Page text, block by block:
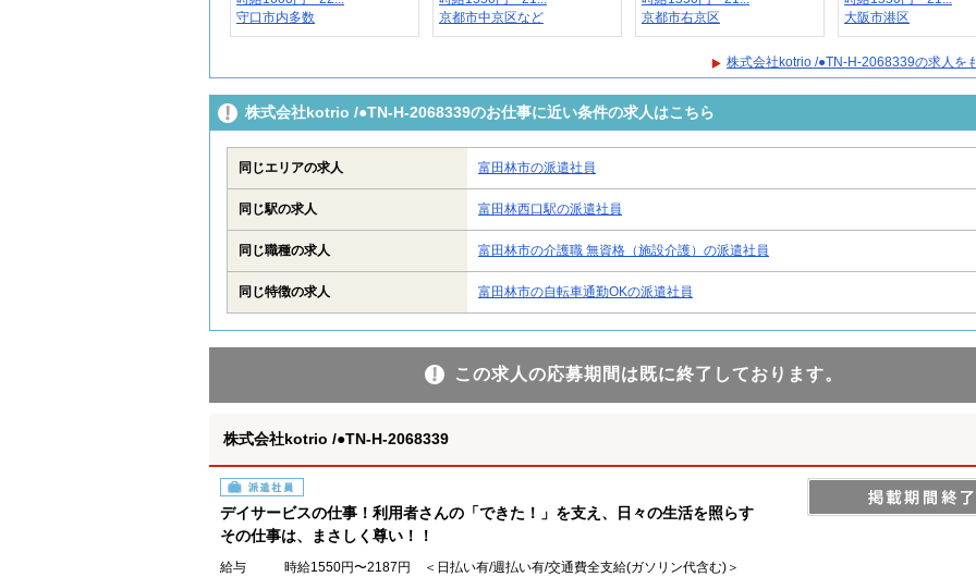
守口市内多数
京都市中京区など
京都市右京区
大阪市港区
株式会社kotrio /●TN-H-2068339の求人を
株式会社kotrio /●TN-H-2068339のお仕事に近い条件の求人はこちら
同じエリアの求人 富田林市の派遣社員
同じ駅の求人 富田林西口駅の派遣社員
同じ職種の求人 富田林市の介護職 無資格（施設介護）の派遣社員
同じ特徴の求人 富田林市の自転車通勤OKの派遣社員
この求人の応募期間は既に終了しております。
株式会社kotrio /●TN-H-2068339
派遣社員
デイサービスの仕事！利用者さんの「できた！」を支え、日々の生活を照らす
その仕事は、まさしく尊い！！
給与
時給1550円〜2187円 ＜日払い有/週払い有/交通費全支給(ガソリン代含む)＞